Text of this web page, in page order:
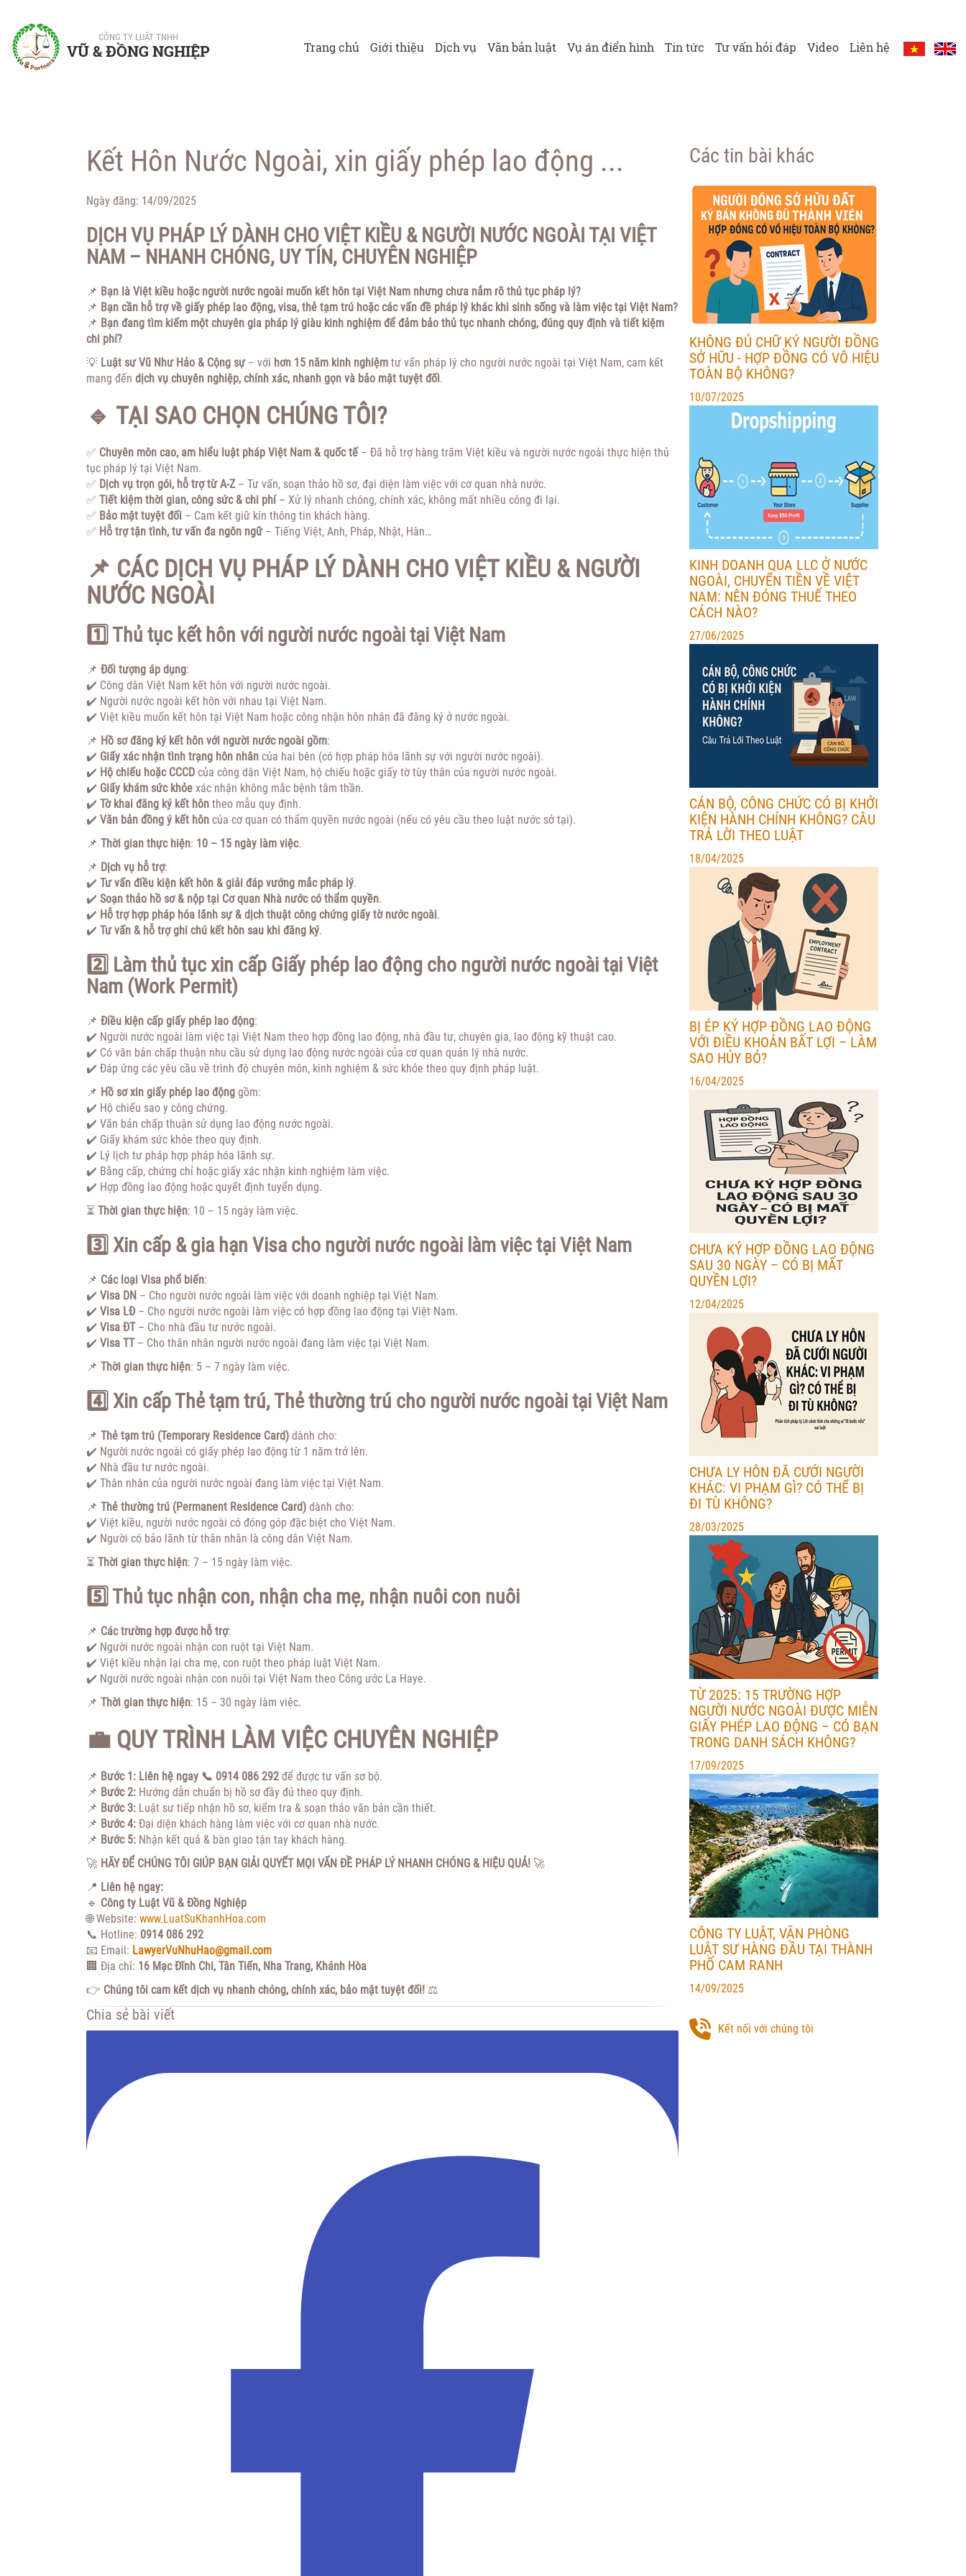
CÔNG TY LUẬT TNHH
VŨ & ĐỒNG NGHIỆP Trang chủ Giới thiệu Dịch vụ Văn bản luật Vụ án điển hình Tin tức Tư vấn hỏi đáp Video Liên hệ
Kết Hôn Nước Ngoài, xin giấy phép lao động ...
Ngày đăng: 14/09/2025
DỊCH VỤ PHÁP LÝ DÀNH CHO VIỆT KIỀU & NGƯỜI NƯỚC NGOÀI TẠI VIỆT
NAM – NHANH CHÓNG, UY TÍN, CHUYÊN NGHIỆP
📌 Bạn là Việt kiều hoặc người nước ngoài muốn kết hôn tại Việt Nam nhưng chưa nắm rõ thủ tục pháp lý?
📌 Bạn cần hỗ trợ về giấy phép lao động, visa, thẻ tạm trú hoặc các vấn đề pháp lý khác khi sinh sống và làm việc tại Việt Nam?
📌 Bạn đang tìm kiếm một chuyên gia pháp lý giàu kinh nghiệm để đảm bảo thủ tục nhanh chóng, đúng quy định và tiết kiệm
chi phí?
💡 Luật sư Vũ Như Hảo & Cộng sự– với hơn 15 năm kinh nghiệm tư vấn pháp lý cho người nước ngoài tại Việt Nam, cam kết
mang đến dịch vụ chuyên nghiệp, chính xác, nhanh gọn và bảo mật tuyệt đối.
🔹 TẠI SAO CHỌN CHÚNG TÔI?
✅ Chuyên môn cao, am hiểu luật pháp Việt Nam & quốc tế– Đã hỗ trợ hàng trăm Việt kiều và người nước ngoài thực hiện thủ
tục pháp lý tại Việt Nam.
✅ Dịch vụ trọn gói, hỗ trợ từ A-Z– Tư vấn, soạn thảo hồ sơ, đại diện làm việc với cơ quan nhà nước.
✅ Tiết kiệm thời gian, công sức & chi phí– Xử lý nhanh chóng, chính xác, không mất nhiều công đi lại.
✅ Bảo mật tuyệt đối – Cam kết giữ kín thông tin khách hàng.
✅ Hỗ trợ tận tình, tư vấn đa ngôn ngữ– Tiếng Việt, Anh, Pháp, Nhật, Hàn…
📌 CÁC DỊCH VỤ PHÁP LÝ DÀNH CHO VIỆT KIỀU & NGƯỜI
NƯỚC NGOÀI
1️⃣ Thủ tục kết hôn với người nước ngoài tại Việt Nam
📌 Đối tượng áp dụng:
✔️ Công dân Việt Nam kết hôn với người nước ngoài.
✔️ Người nước ngoài kết hôn với nhau tại Việt Nam.
✔️ Việt kiều muốn kết hôn tại Việt Nam hoặc công nhận hôn nhân đã đăng ký ở nước ngoài.
📌 Hồ sơ đăng ký kết hôn với người nước ngoài gồm:
✔️ Giấy xác nhận tình trạng hôn nhân của hai bên (có hợp pháp hóa lãnh sự với người nước ngoài).
✔️ Hộ chiếu hoặc CCCD của công dân Việt Nam, hộ chiếu hoặc giấy tờ tùy thân của người nước ngoài.
✔️ Giấy khám sức khỏe xác nhận không mắc bệnh tâm thần.
✔️ Tờ khai đăng ký kết hôn theo mẫu quy định.
✔️ Văn bản đồng ý kết hôn của cơ quan có thẩm quyền nước ngoài (nếu có yêu cầu theo luật nước sở tại).
📌 Thời gian thực hiện: 10 – 15 ngày làm việc.
📌 Dịch vụ hỗ trợ:
✔️ Tư vấn điều kiện kết hôn & giải đáp vướng mắc pháp lý.
✔️ Soạn thảo hồ sơ & nộp tại Cơ quan Nhà nước có thẩm quyền.
✔️ Hỗ trợ hợp pháp hóa lãnh sự & dịch thuật công chứng giấy tờ nước ngoài.
✔️ Tư vấn & hỗ trợ ghi chú kết hôn sau khi đăng ký.
2️⃣ Làm thủ tục xin cấp Giấy phép lao động cho người nước ngoài tại Việt
Nam (Work Permit)
📌 Điều kiện cấp giấy phép lao động:
✔️ Người nước ngoài làm việc tại Việt Nam theo hợp đồng lao động, nhà đầu tư, chuyên gia, lao động kỹ thuật cao.
✔️ Có văn bản chấp thuận nhu cầu sử dụng lao động nước ngoài của cơ quan quản lý nhà nước.
✔️ Đáp ứng các yêu cầu về trình độ chuyên môn, kinh nghiệm & sức khỏe theo quy định pháp luật.
📌 Hồ sơ xin giấy phép lao động gồm:
✔️ Hộ chiếu sao y công chứng.
✔️ Văn bản chấp thuận sử dụng lao động nước ngoài.
✔️ Giấy khám sức khỏe theo quy định.
✔️ Lý lịch tư pháp hợp pháp hóa lãnh sự.
✔️ Bằng cấp, chứng chỉ hoặc giấy xác nhận kinh nghiệm làm việc.
✔️ Hợp đồng lao động hoặc quyết định tuyển dụng.
⏳ Thời gian thực hiện: 10 – 15 ngày làm việc.
3️⃣ Xin cấp & gia hạn Visa cho người nước ngoài làm việc tại Việt Nam
📌 Các loại Visa phổ biến:
✔️ Visa DN – Cho người nước ngoài làm việc với doanh nghiệp tại Việt Nam.
✔️ Visa LĐ – Cho người nước ngoài làm việc có hợp đồng lao động tại Việt Nam.
✔️ Visa ĐT– Cho nhà đầu tư nước ngoài.
✔️ Visa TT– Cho thân nhân người nước ngoài đang làm việc tại Việt Nam.
📌 Thời gian thực hiện: 5 – 7 ngày làm việc.
4️⃣ Xin cấp Thẻ tạm trú, Thẻ thường trú cho người nước ngoài tại Việt Nam
📌 Thẻ tạm trú (Temporary Residence Card) dành cho:
✔️ Người nước ngoài có giấy phép lao động từ 1 năm trở lên.
✔️ Nhà đầu tư nước ngoài.
✔️ Thân nhân của người nước ngoài đang làm việc tại Việt Nam.
📌 Thẻ thường trú (Permanent Residence Card) dành cho:
✔️ Việt kiều, người nước ngoài có đóng góp đặc biệt cho Việt Nam.
✔️ Người có bảo lãnh từ thân nhân là công dân Việt Nam.
⏳ Thời gian thực hiện: 7 – 15 ngày làm việc.
5️⃣ Thủ tục nhận con, nhận cha mẹ, nhận nuôi con nuôi
📌 Các trường hợp được hỗ trợ:
✔️ Người nước ngoài nhận con ruột tại Việt Nam.
✔️ Việt kiều nhận lại cha mẹ, con ruột theo pháp luật Việt Nam.
✔️ Người nước ngoài nhận con nuôi tại Việt Nam theo Công ước La Haye.
📌 Thời gian thực hiện: 15 – 30 ngày làm việc.
💼 QUY TRÌNH LÀM VIỆC CHUYÊN NGHIỆP
📌 Bước 1: Liên hệ ngay 📞 0914 086 292 để được tư vấn sơ bộ.
📌 Bước 2: Hướng dẫn chuẩn bị hồ sơ đầy đủ theo quy định.
📌 Bước 3: Luật sư tiếp nhận hồ sơ, kiểm tra & soạn thảo văn bản cần thiết.
📌 Bước 4: Đại diện khách hàng làm việc với cơ quan nhà nước.
📌 Bước 5: Nhận kết quả & bàn giao tận tay khách hàng.
🚀 HÃY ĐỂ CHÚNG TÔI GIÚP BẠN GIẢI QUYẾT MỌI VẤN ĐỀ PHÁP LÝ NHANH CHÓNG & HIỆU QUẢ! 🚀
📍 Liên hệ ngay:
🔹 Công ty Luật Vũ & Đồng Nghiệp
🌐 Website: www.LuatSuKhanhHoa.com
📞 Hotline: 0914 086 292
📧 Email: LawyerVuNhuHao@gmail.com
🏢 Địa chỉ: 16 Mạc Đĩnh Chi, Tân Tiến, Nha Trang, Khánh Hòa
👉 Chúng tôi cam kết dịch vụ nhanh chóng, chính xác, bảo mật tuyệt đối! ⚖
Chia sẻ bài viết
Các tin bài khác
KHÔNG ĐỦ CHỮ KÝ NGƯỜI ĐỒNG
SỞ HỮU - HỢP ĐỒNG CÓ VÔ HIỆU
TOÀN BỘ KHÔNG?
10/07/2025
KINH DOANH QUA LLC Ở NƯỚC
NGOÀI, CHUYỂN TIỀN VỀ VIỆT
NAM: NÊN ĐÓNG THUẾ THEO
CÁCH NÀO?
27/06/2025
CÁN BỘ, CÔNG CHỨC CÓ BỊ KHỞI
KIỆN HÀNH CHÍNH KHÔNG? CÂU
TRẢ LỜI THEO LUẬT
18/04/2025
BỊ ÉP KÝ HỢP ĐỒNG LAO ĐỘNG
VỚI ĐIỀU KHOẢN BẤT LỢI – LÀM
SAO HỦY BỎ?
16/04/2025
CHƯA KÝ HỢP ĐỒNG LAO ĐỘNG
SAU 30 NGÀY – CÓ BỊ MẤT
QUYỀN LỢI?
12/04/2025
CHƯA LY HÔN ĐÃ CƯỚI NGƯỜI
KHÁC: VI PHẠM GÌ? CÓ THỂ BỊ
ĐI TÙ KHÔNG?
28/03/2025
TỪ 2025: 15 TRƯỜNG HỢP
NGƯỜI NƯỚC NGOÀI ĐƯỢC MIỄN
GIẤY PHÉP LAO ĐỘNG – CÓ BẠN
TRONG DANH SÁCH KHÔNG?
17/09/2025
CÔNG TY LUẬT, VĂN PHÒNG
LUẬT SƯ HÀNG ĐẦU TẠI THÀNH
PHỐ CAM RANH
14/09/2025
Kết nối với chúng tôi